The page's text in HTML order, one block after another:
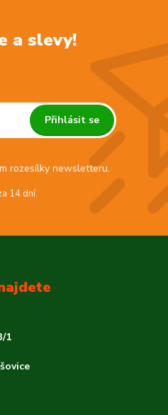
a slevy!
Přihlásit se
rozesílky newsletteru.
14 dní.
1